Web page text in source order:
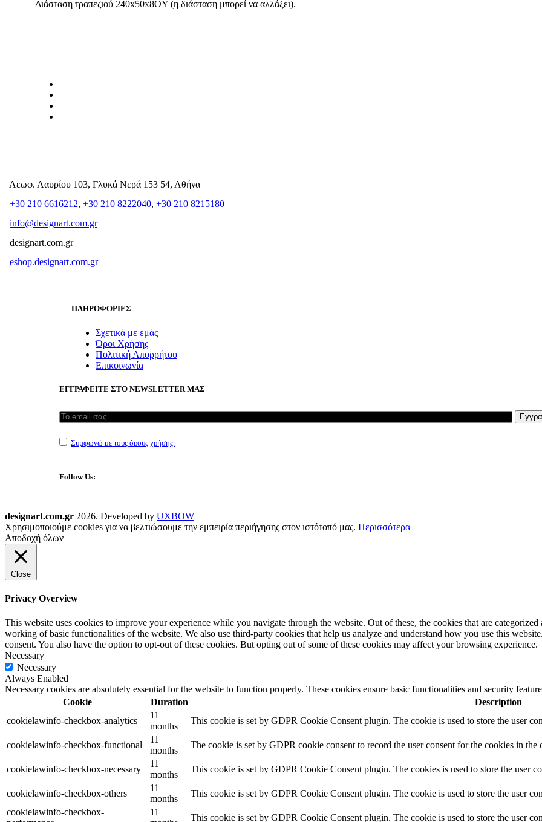
Διάσταση τραπεζιού 240x50x8ΟY (η διάσταση μπορεί να αλλάξει).
Λεωφ. Λαυρίου 103, Γλυκά Νερά 153 54, Αθήνα
+30 210 6616212, +30 210 8222040, +30 210 8215180
info@designart.com.gr
designart.com.gr
eshop.designart.com.gr
ΠΛΗΡΟΦΟΡΙΕΣ
Σχετικά με εμάς
Όροι Χρήσης
Πολιτική Απορρήτου
Επικοινωνία
ΕΓΓΡΑΦΕΙΤΕ ΣΤΟ NEWSLETTER ΜΑΣ
Συμφωνώ με τους όρους χρήσης.
Follow Us:
designart.com.gr 2026. Developed by UXBOW
Χρησιμοποιούμε cookies για να βελτιώσουμε την εμπειρία περιήγησης στον ιστότοπό μας. Περισσότερα
Αποδοχή όλων
Close
Privacy Overview
This website uses cookies to improve your experience while you navigate through the website. Out of these, the cookies that are categorized
working of basic functionalities of the website. We also use third-party cookies that help us analyze and understand how you use this
consent. You also have the option to opt-out of these cookies. But opting out of some of these cookies may affect your browsing experience.
Necessary
Necessary
Always Enabled
Necessary cookies are absolutely essential for the website to function properly. These cookies ensure basic functionalities and security
Cookie
Duration
Description
cookielawinfo-checkbox-analytics
11
months
This cookie is set by GDPR Cookie Consent plugin. The cookie is used to store the user
cookielawinfo-checkbox-functional
11
months
The cookie is set by GDPR cookie consent to record the user consent for the cookies in
cookielawinfo-checkbox-necessary
11
months
This cookie is set by GDPR Cookie Consent plugin. The cookies is used to store the user
cookielawinfo-checkbox-others
11
months
This cookie is set by GDPR Cookie Consent plugin. The cookie is used to store the user
cookielawinfo-checkbox-
11
This cookie is set by GDPR Cookie Consent plugin. The cookie is used to store the user